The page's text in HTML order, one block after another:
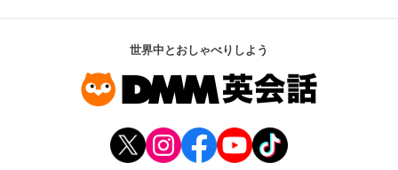
世界中とおしゃべりしよう